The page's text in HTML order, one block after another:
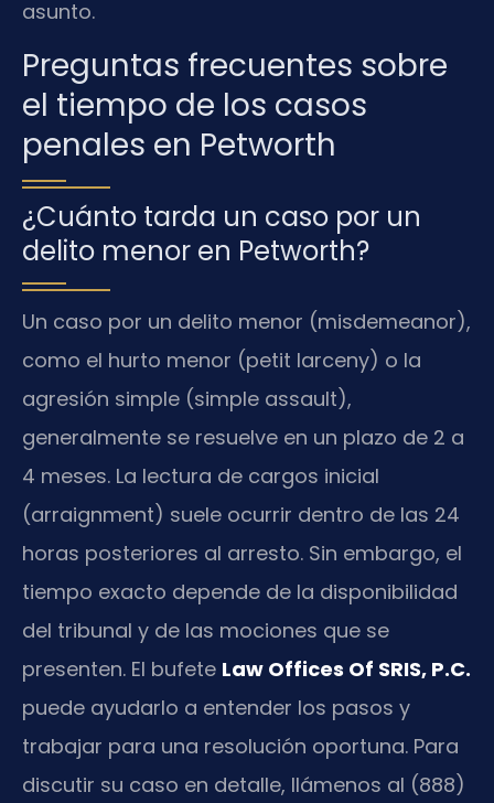
asunto.
Preguntas frecuentes sobre
el tiempo de los casos
penales en Petworth
¿Cuánto tarda un caso por un
delito menor en Petworth?
Un caso por un delito menor (misdemeanor),
como el hurto menor (petit larceny) o la
agresión simple (simple assault),
generalmente se resuelve en un plazo de 2 a
4 meses. La lectura de cargos inicial
(arraignment) suele ocurrir dentro de las 24
horas posteriores al arresto. Sin embargo, el
tiempo exacto depende de la disponibilidad
del tribunal y de las mociones que se
presenten. El bufete Law Offices Of SRIS, P.C.
puede ayudarlo a entender los pasos y
trabajar para una resolución oportuna. Para
discutir su caso en detalle, llámenos al (888)